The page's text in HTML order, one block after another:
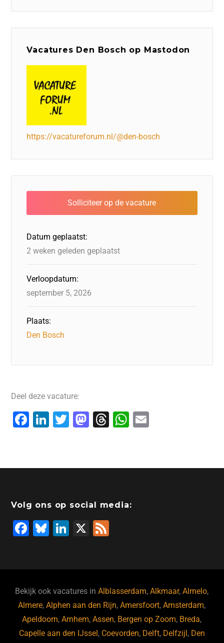
Vacatures Den Bosch op Mastodon
https://vacatureforum.nl/@den-bosch
Datum geplaatst:
2 weken geleden geplaatst
Verloopdatum:
september 5, 2026
Plaats:
Den Bosch
Deel deze vacature:
F
e
o
o
k
Li
e
n
T
er
M
o
o
n
T
a
s
W
s
p
l
Volg ons op social media:
F
b
o
o
Bl
ky
Li
dI
n
X
Bekijk ook vacatures inAlblasserdam,Alkmaar,Almelo,
Almere,Alphen aan den Rijn,Amersfoort,Amsterdam,
Apeldoorn,Arnhem,Assen, Bergen op Zoom, Breda,
Capelle aan den IJssel, Coevorden, Delft, Delfzijl, Den